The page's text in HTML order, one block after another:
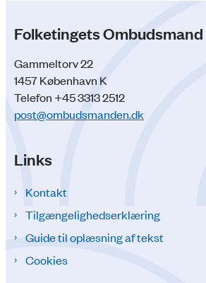
Folketingets Ombudsmand
Gammeltorv 22
1457 København K
Telefon +45 3313 2512
post@ombudsmanden.dk
Links
Kontakt
Tilgængelighedserklæring
Guide til oplæsning af tekst
Cookies